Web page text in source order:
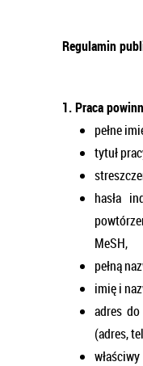
Regulamin
1. Praca
pełne
tytuł
hasła
MeSH,
pełną
imię i
adres
(adres,